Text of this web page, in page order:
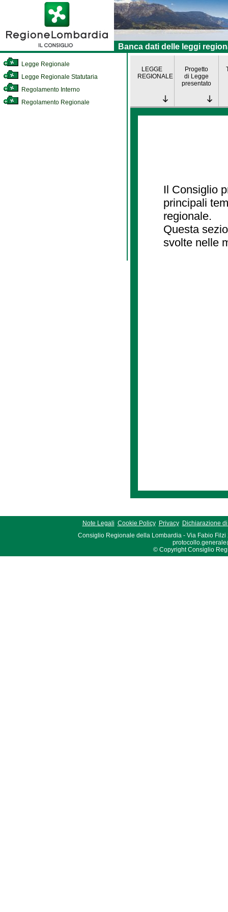
Banca dati delle leggi
Legge Regionale
Legge Regionale Statutaria
Regolamento Interno
Regolamento Regionale
LEGGE
REGIONALE
Progetto
di Legge
presentato
Il Consiglio
principali
regionale.
Questa
svolte nelle
Note Legali Cookie Policy Privacy
Dichiarazione
Consiglio Regionale della Lombardia - Via Fabio Filzi
© Copyright Consiglio